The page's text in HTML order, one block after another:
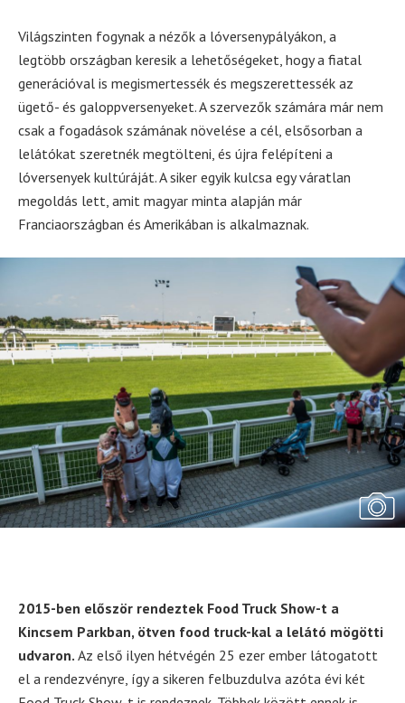
Világszinten fogynak a nézők a lóversenypályákon, a
legtöbb országban keresik a lehetőségeket, hogy a fiatal
generációval is megismertessék és megszerettessék az
ügető- és galoppversenyeket. A szervezők számára már nem
csak a fogadások számának növelése a cél, elsősorban a
lelátókat szeretnék megtölteni, és újra felépíteni a
lóversenyek kultúráját. A siker egyik kulcsa egy váratlan
megoldás lett, amit magyar minta alapján már
Franciaországban és Amerikában is alkalmaznak.
2015-ben először rendeztek Food Truck Show-t a
Kincsem Parkban, ötven food truck-kal a lelátó mögötti
udvaron. Az első ilyen hétvégén 25 ezer ember látogatott
el a rendezvényre, így a sikeren felbuzdulva azóta évi két